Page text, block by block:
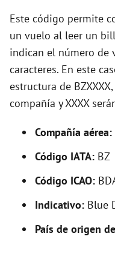
Este código permite
un vuelo al leer un
indican el número de
caracteres. En este
estructura de
compañía y XXXX
Compañía aérea:
Código IATA: BZ
Código ICAO:
Indicativo: Blue
País de origen